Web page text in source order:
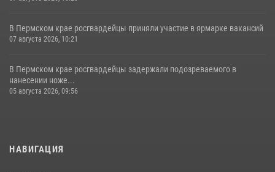
В Пермском крае росгвардейцы приняли участие в ярмарке вакансий
07 августа 2026, 10:21
В Пермском крае росгвардейцы задержали подозреваемого в
нанесении ноже...
05 августа 2026, 09:56
НАВИГАЦИЯ